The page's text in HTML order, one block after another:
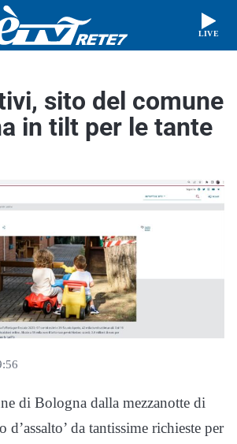
LIVE
sito del comune
in tilt per le tante
di Bologna dalla mezzanotte di
d’assalto’ da tantissime richieste per